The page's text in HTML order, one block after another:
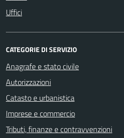
Uffici
CATEGORIE DI SERVIZIO
Anagrafe e stato civile
Autorizzazioni
Catasto e urbanistica
Imprese e commercio
Tributi, finanze e contravvenzioni